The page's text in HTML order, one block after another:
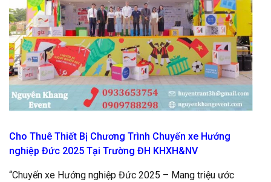
Cho Thuê Thiết Bị Chương Trình Chuyến xe Hướng
nghiệp Đức 2025 Tại Trường ĐH KHXH&NV
“Chuyến xe Hướng nghiệp Đức 2025 – Mang triệu ước